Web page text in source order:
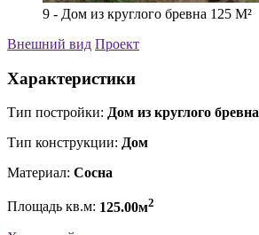
9 - Дом из круглого бревна 125 М²
Внешний вид Проект
Характеристики
Тип постройки: Дом из круглого бревна
Тип конструкции: Дом
Материал: Сосна
Площадь кв.м: 125.00м2